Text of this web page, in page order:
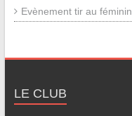
Evènement tir au féminin
LE CLUB